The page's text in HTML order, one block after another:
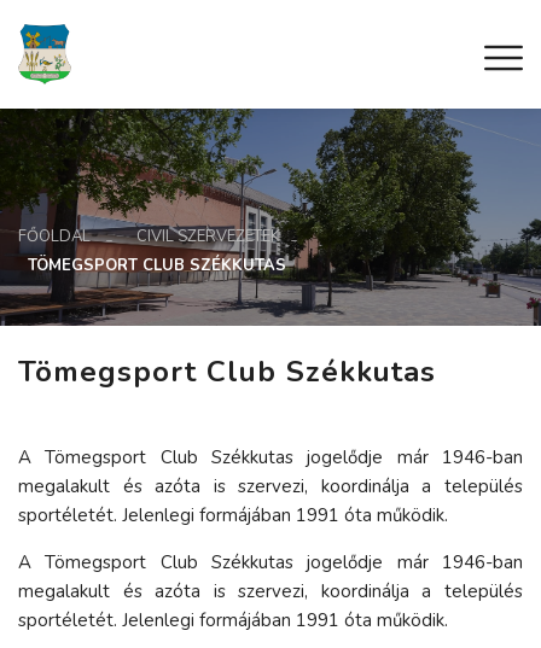
FŐOLDAL
CIVIL SZERVEZETEK
TÖMEGSPORT CLUB SZÉKKUTAS
Tömegsport Club Székkutas
A Tömegsport Club Székkutas jogelődje már 1946-ban
megalakult és azóta is szervezi, koordinálja a település
sportéletét. Jelenlegi formájában 1991 óta működik.
A Tömegsport Club Székkutas jogelődje már 1946-ban
megalakult és azóta is szervezi, koordinálja a település
sportéletét. Jelenlegi formájában 1991 óta működik.